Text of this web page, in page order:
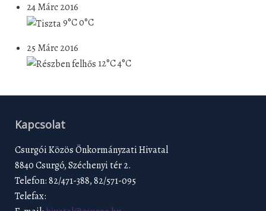
24 Márc 2016
9°C0°C
25 Márc 2016
12°C4°C
Kapcsolat
Csurgói Közös Önkormányzati Hivatal
8840 Csurgó, Széchenyi tér 2.
Telefon: 82/471-388, 82/571-095
Telefax: